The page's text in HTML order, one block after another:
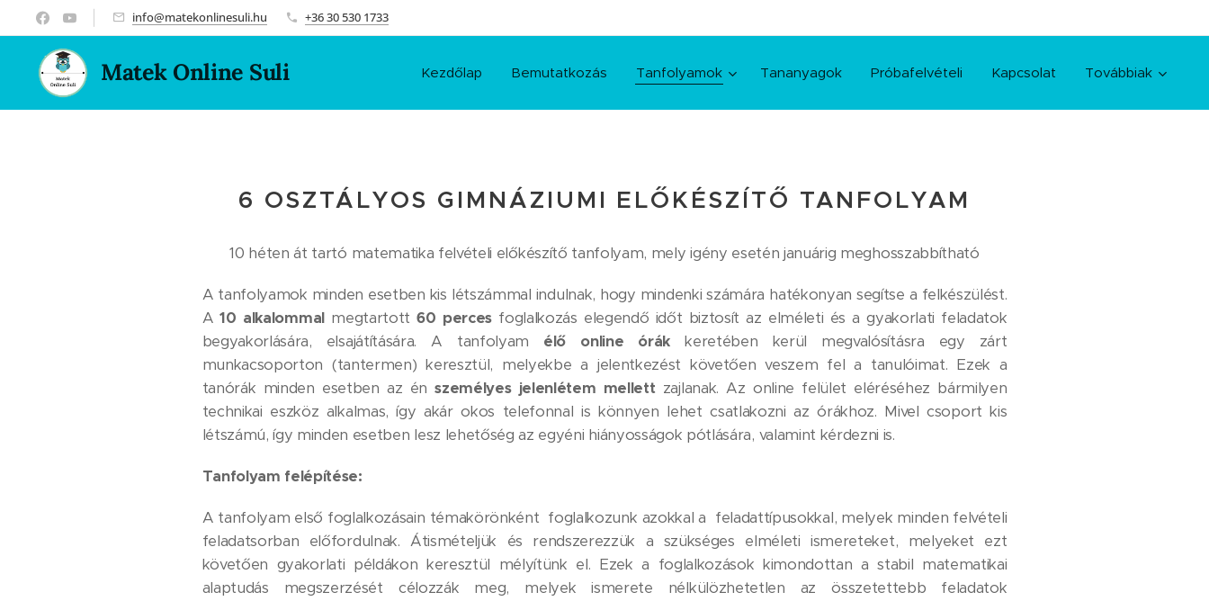
info@matekonlinesuli.hu +36 30 530 1733
Matek Online Suli Kezdőlap Bemutatkozás Tanfolyamok Tananyagok Próbafelvételi Kapcsolat Továbbiak
6 OSZTÁLYOS GIMNÁZIUMI ELŐKÉSZÍTŐ TANFOLYAM
10 héten át tartó matematika felvételi előkészítő tanfolyam, mely igény esetén januárig meghosszabbítható
A tanfolyamok minden esetben kis létszámmal indulnak, hogy mindenki számára hatékonyan segítse a felkészülést.
A10 alkalommalmegtartott60 percesfoglalkozás elegendő időt biztosít az elméleti és a gyakorlati feladatok
begyakorlására, elsajátítására. A tanfolyam élő online órák keretében kerül megvalósításra egy zárt
munkacsoporton (tantermen) keresztül, melyekbe a jelentkezést követően veszem fel a tanulóimat. Ezek a
tanórák minden esetben az énszemélyes jelenlétem mellett zajlanak. Az online felület eléréséhez bármilyen
technikai eszköz alkalmas, így akár okos telefonnal is könnyen lehet csatlakozni az órákhoz. Mivel csoport kis
létszámú, így minden esetben lesz lehetőség az egyéni hiányosságok pótlására, valamint kérdezni is.
Tanfolyam felépítése:
A tanfolyam első foglalkozásain témakörönként foglalkozunk azokkal a feladattípusokkal, melyek minden felvételi
feladatsorban előfordulnak. Átismételjük és rendszerezzük a szükséges elméleti ismereteket, melyeket ezt
követően gyakorlati példákon keresztül mélyítünk el. Ezek a foglalkozások kimondottan a stabil matematikai
alaptudás megszerzését célozzák meg, melyek ismerete nélkülözhetetlen az összetettebb feladatok